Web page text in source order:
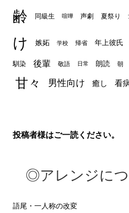
齢
同級生 喧嘩 声劇 夏祭り
け
嫉妬 学校 帰省 年上彼氏
馴染 後輩 敬語 日常 朗読 朝
甘々 男性向け 癒し 看
投稿者様はご一読ください。
◎アレンジに
語尾・一人称の改変